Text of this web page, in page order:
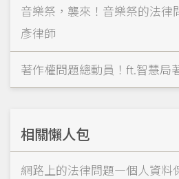
音樂祭，襲來！音樂祭的法律
彥律師
著作權問題總動員！ft.智慧局
相關懶人包
網路上的法律問題—個人資料